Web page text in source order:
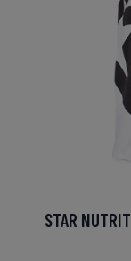
STAR